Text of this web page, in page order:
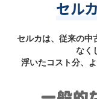
セル
セルカは、従来の中
なく
浮いたコスト分、